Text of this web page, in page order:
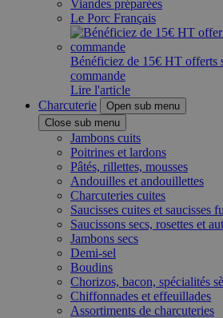
Viandes préparées
Le Porc Français
Bénéficiez de 15€ HT offerts
commande
Lire l'article
Charcuterie
Open sub menu
Close sub menu
Jambons cuits
Poitrines et lardons
Pâtés, rillettes, mousses
Andouilles et andouillettes
Charcuteries cuites
Saucisses cuites et saucisses
Saucissons secs, rosettes et
Jambons secs
Demi-sel
Boudins
Chorizos, bacon, spécialités
Chiffonnades et effeuillades
Assortiments de charcuteries